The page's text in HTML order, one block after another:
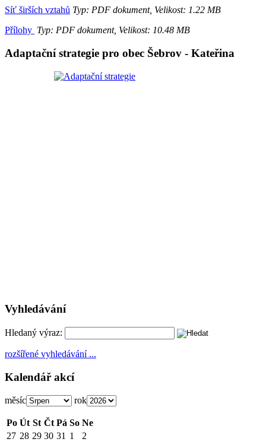
Síť širších vztahů Typ: PDF dokument, Velikost: 1.22 MB
Přílohy Typ: PDF dokument, Velikost: 10.48 MB
Adaptační strategie pro obec Šebrov - Kateřina
Vyhledávání
Hledaný výraz:
rozšířené vyhledávání ...
Kalendář akcí
měsíc rok
Po Út St Čt Pá So Ne
27 28 29 30 31 1
2